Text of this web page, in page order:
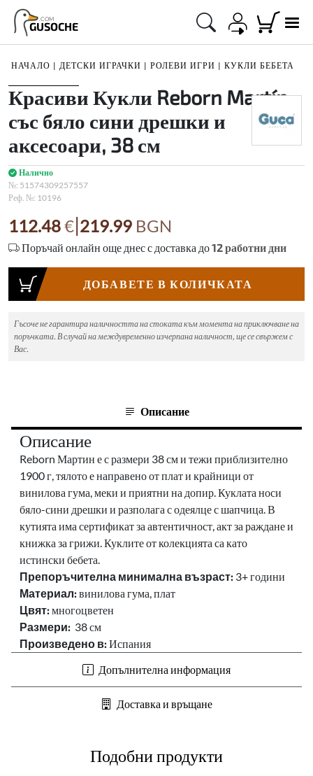
GUSOCHE
.COM
НАЧАЛО | ДЕТСКИ ИГРАЧКИ | РОЛЕВИ ИГРИ | КУКЛИ БЕБЕТА
1/1
Красиви Кукли Reborn Martín,
със бяло сини дрешки и
аксесоари, 38 см
Налично
№: 51574309257557
Реф. №: 10196
112.48€|219.99 BGN
Поръчай онлайн още днес с доставка до12работни дни
ДОБАВЕТЕ В КОЛИЧКАТА
Гъсоче не гарантира наличността на стоката към момента на приключване на
поръчката. В случай на междувременно изчерпана наличност, ще се свържем с
Вас.
Описание
Описание
Reborn Мартин е с размери 38 см и тежи приблизително
1900 г, тялото е направено от плат и крайници от
винилова гума, меки и приятни на допир. Куклата носи
бяло-сини дрешки и разполага с одеялце с шапчица. В
кутията има сертификат за автентичност, акт за раждане и
книжка за грижи. Куклите от колекцията са като
истински бебета.
Препоръчителна минимална възраст: 3+ години
Материал: винилова гума, плат
Цвят: многоцветен
Размери: 38 см
Произведено в: Испания
Допълнителна информация
Доставка и връщане
Подобни продукти